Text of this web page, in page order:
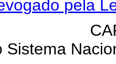
pela
Sistema